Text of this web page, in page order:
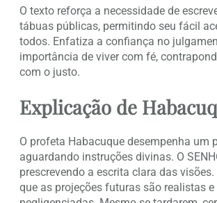
O texto reforça a necessidade de
tábuas públicas, permitindo seu fácil
todos. Enfatiza a confiança no
importância de viver com fé,
com o justo.
Explicação de
O profeta Habacuque desempenha um
aguardando instruções divinas. O
prescrevendo a escrita clara das
que as projeções futuras são realistas e